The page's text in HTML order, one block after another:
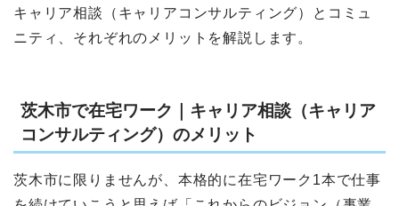
キャリア相談（キャリアコンサルティング）とコミュ
ニティ、それぞれのメリットを解説します。
茨木市で在宅ワーク｜キャリア相談（キャリア
コンサルティング）のメリット
茨木市に限りませんが、本格的に在宅ワーク1本で仕事